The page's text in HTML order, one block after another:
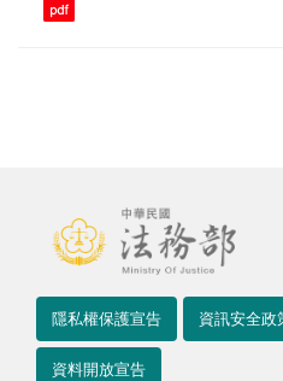
隱私權保護宣告 資訊安全政
資料開放宣告